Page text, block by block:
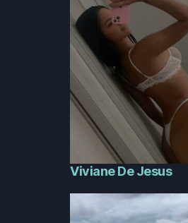
Viviane De Jesus